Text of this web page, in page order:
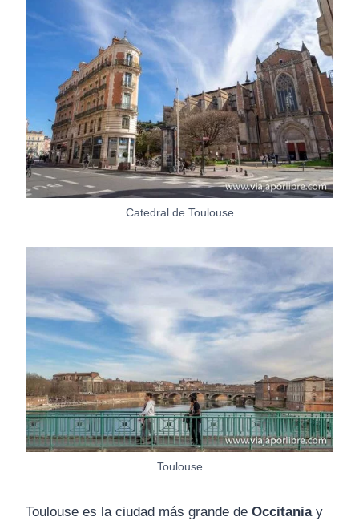
Catedral de Toulouse
Toulouse
Toulouse es la ciudad más grande de Occitaniay